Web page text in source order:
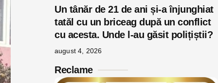
Un tânăr de 21 de ani și-a înjunghiat
tatăl cu un briceag după un conflict
cu acesta. Unde l-au găsit polițiștii?
august 4, 2026
Reclame